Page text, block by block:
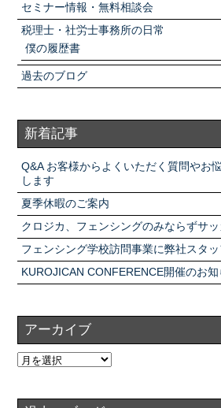
セミナー情報・無料相談会
税理士・社労士事務所の日常
僕の履歴書
過去のブログ
新着記事
Q&A お客様からよくいただく質問やお
します
夏季休暇のご案内
クロジカ、フェンシングのみならずサ
フェンシング学校訪問事業に弊社スタ
KUROJICAN CONFERENCE開催のお
アーカイブ